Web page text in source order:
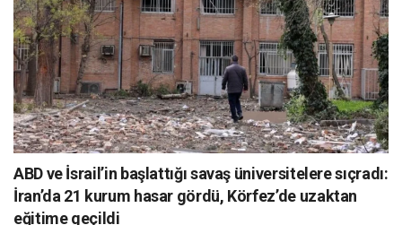
ABD ve İsrail’in başlattığı savaş üniversitelere sıçradı:
İran’da 21 kurum hasar gördü, Körfez’de uzaktan
eğitime geçildi